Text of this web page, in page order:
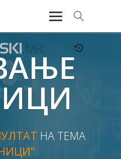
НА ТЕМА